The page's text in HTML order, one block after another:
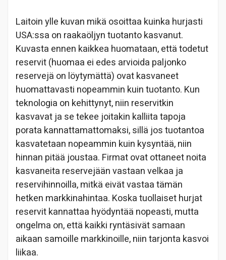
Laitoin ylle kuvan mikä osoittaa kuinka hurjasti
USA:ssa on raakaöljyn tuotanto kasvanut.
Kuvasta ennen kaikkea huomataan, että todetut
reservit (huomaa ei edes arvioida paljonko
reservejä on löytymättä) ovat kasvaneet
huomattavasti nopeammin kuin tuotanto. Kun
teknologia on kehittynyt, niin reservitkin
kasvavat ja se tekee joitakin kalliita tapoja
porata kannattamattomaksi, sillä jos tuotantoa
kasvatetaan nopeammin kuin kysyntää, niin
hinnan pitää joustaa. Firmat ovat ottaneet noita
kasvaneita reservejään vastaan velkaa ja
reservihinnoilla, mitkä eivät vastaa tämän
hetken markkinahintaa. Koska tuollaiset hurjat
reservit kannattaa hyödyntää nopeasti, mutta
ongelma on, että kaikki ryntäsivät samaan
aikaan samoille markkinoille, niin tarjonta kasvoi
liikaa.